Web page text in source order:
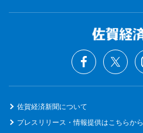
佐賀経済新聞について
プレスリリース・情報提供はこちらから